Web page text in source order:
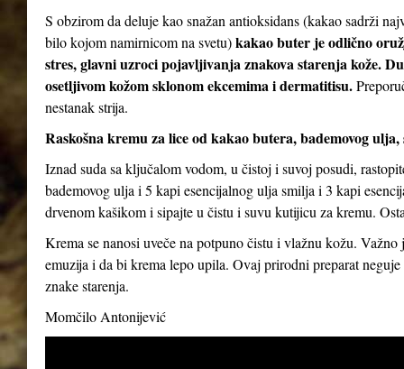
S obzirom da deluje kao snažan antioksidans (kakao sadrži
bilo kojom namirnicom na svetu)kakao buter je odlično
stres, glavni uzroci pojavljivanja znakova starenja kože.
osetljivom kožom sklonom ekcemima i dermatitisu.
nestanak strija.
Raskošna kremu za lice od kakao butera, bademovog
Iznad suda sa ključalom vodom, u čistoj i suvoj posudi,
bademovog ulja i 5 kapi esencijalnog ulja smilja i 3 kapi
drvenom kašikom i sipajte u čistu i suvu kutijicu za kremu.
Krema se nanosi uveče na potpuno čistu i vlažnu kožu.
emuzija i da bi krema lepo upila. Ovaj prirodni preparat
znake starenja.
Momčilo Antonijević